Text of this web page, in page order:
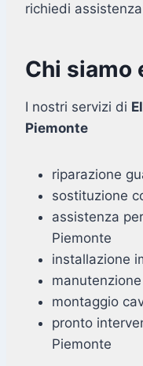
richiedi
Chi siamo
I nostri servizi di
Piemonte
riparazione
sostituzione
assistenza
Piemonte
installazione
montaggio
pronto
Piemonte